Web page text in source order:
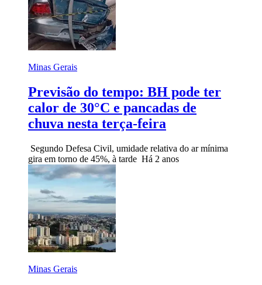
Minas Gerais
Previsão do tempo: BH pode ter
calor de 30°C e pancadas de
chuva nesta terça-feira
Segundo Defesa Civil, umidade relativa do ar mínima
gira em torno de 45%, à tarde Há 2 anos
Minas Gerais